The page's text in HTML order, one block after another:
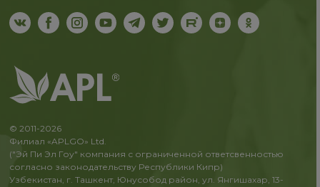
© 2011-2026
Филиал «APLGO» Ltd.
("Эй Пи Эл Гоу" компания с ограниченной ответсвенностью
согласно законодательству Республики Кипр)
Узбекистан, г. Ташкент, Юнусобод район, ул. Янгишахар, 13-